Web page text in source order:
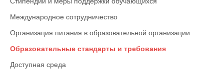
Международное сотрудничество
Организация питания в образовательной организации
Образовательные стандарты и требования
Доступная среда